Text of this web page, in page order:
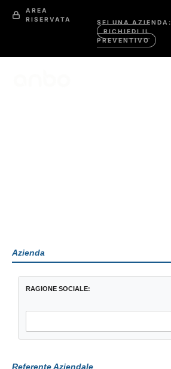
AREA
RISERVATA
SEI UNA AZIENDA:
RICHIEDI IL
PREVENTIVO
Azienda
RAGIONE SOCIALE:
Referente Aziendale